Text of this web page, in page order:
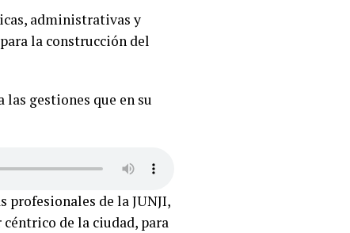
administrativas y
la construcción del
las gestiones que en su
de la JUNJI,
de la ciudad, para